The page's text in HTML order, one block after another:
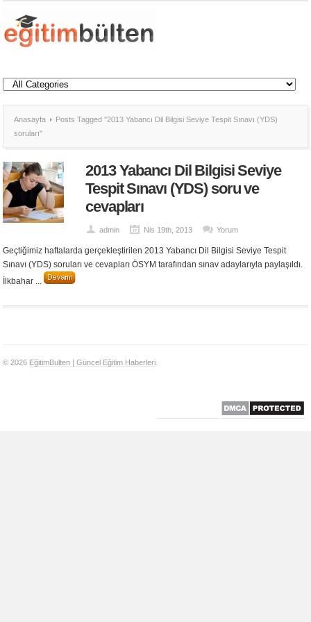
Anasayfa
Posts Tagged "2013 Yabancı Dil Bilgisi Seviye Tespit Sınavı (YDS)
soruları"
2013 Yabancı Dil Bilgisi Seviye
Tespit Sınavı (YDS) soru ve
cevapları
admin Nis 19th, 2013 Yorum
Geçtiğimiz haftalarda gerçekleştirilen 2013 Yabancı Dil Bilgisi Seviye Tespit
Sınavı (YDS) soruları ve cevapları ÖSYM tarafından sınav adaylarıyla paylaşıldı.
İlkbahar ...
© 2026 EğitimBulten | Güncel Eğitim Haberleri